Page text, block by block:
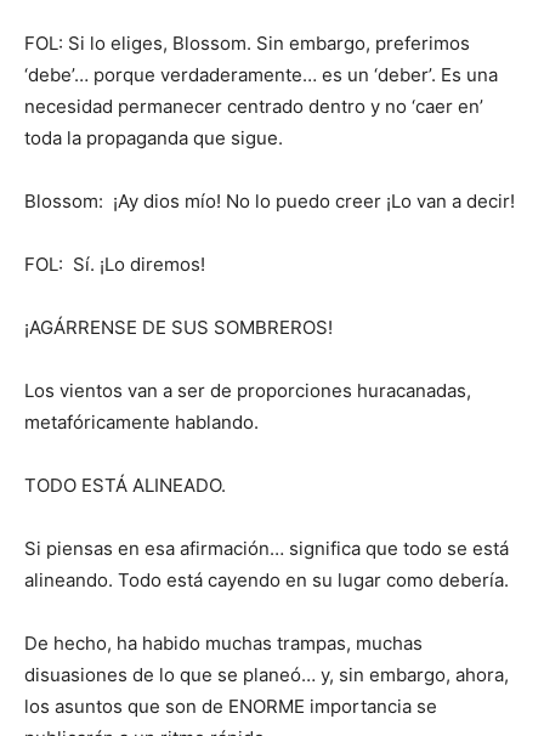
FOL: Si lo eliges, Blossom. Sin embargo, preferimos
‘debe’… porque verdaderamente… es un ‘deber’. Es una
necesidad permanecer centrado dentro y no ‘caer en’
toda la propaganda que sigue.
Blossom: ¡Ay dios mío! No lo puedo creer ¡Lo van a decir!
FOL: Sí. ¡Lo diremos!
¡AGÁRRENSE DE SUS SOMBREROS!
Los vientos van a ser de proporciones huracanadas,
metafóricamente hablando.
TODO ESTÁ ALINEADO.
Si piensas en esa afirmación… significa que todo se está
alineando. Todo está cayendo en su lugar como debería.
De hecho, ha habido muchas trampas, muchas
disuasiones de lo que se planeó… y, sin embargo, ahora,
los asuntos que son de ENORME importancia se